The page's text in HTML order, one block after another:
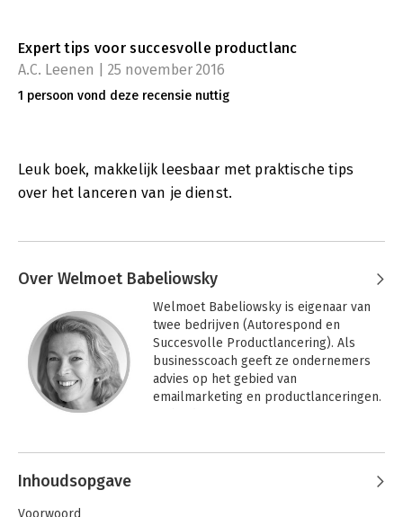
Expert tips voor succesvolle productlanc
A.C. Leenen | 25 november 2016
1 persoon vond deze recensie nuttig
Leuk boek, makkelijk leesbaar met praktische tips
over het lanceren van je dienst.
Over Welmoet Babeliowsky
Welmoet Babeliowsky is eigenaar van
twee bedrijven (Autorespond en
Succesvolle Productlancering). Als
businesscoach geeft ze ondernemers
advies op het gebied van
emailmarketing en productlanceringen.
succesvol op de markt willen zetten.
Inhoudsopgave
Voorwoord